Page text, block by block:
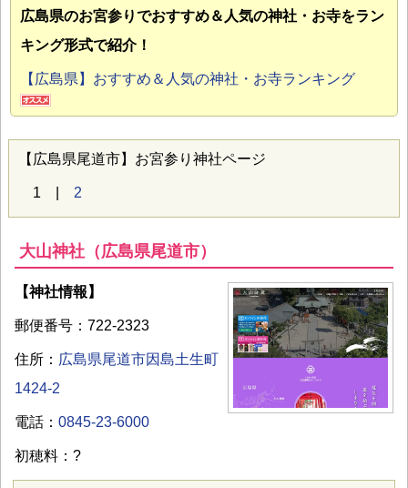
広島県のお宮参りでおすすめ＆人気の神社・お寺をラン
キング形式で紹介！
【広島県】おすすめ＆人気の神社・お寺ランキング
【広島県尾道市】お宮参り神社ページ
1 | 2
大山神社（広島県尾道市）
【神社情報】
郵便番号：722-2323
住所： 広島県尾道市因島土生町
1424-2
電話： 0845-23-6000
初穂料：?